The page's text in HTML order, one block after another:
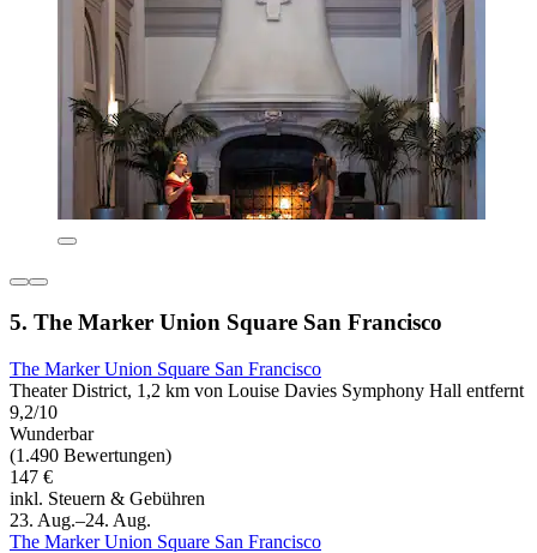
5. The Marker Union Square San Francisco
The Marker Union Square San Francisco
Theater District, 1,2 km von Louise Davies Symphony Hall entfernt
9,2/10
Wunderbar
(1.490 Bewertungen)
147 €
inkl. Steuern & Gebühren
23. Aug.–24. Aug.
The Marker Union Square San Francisco